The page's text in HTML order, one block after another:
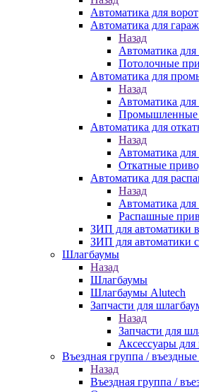
Автоматика для ворот
Автоматика для
Назад
Автоматика
Потолочные
Автоматика для
Назад
Автоматика
Промышленные
Автоматика для
Назад
Автоматика
Откатные
Автоматика для
Назад
Автоматика
Распашные
ЗИП для автоматики
ЗИП для автоматики
Шлагбаумы
Назад
Шлагбаумы
Шлагбаумы Alutech
Запчасти для
Назад
Запчасти для
Аксессуары
Въездная группа / въездные
Назад
Въездная группа /